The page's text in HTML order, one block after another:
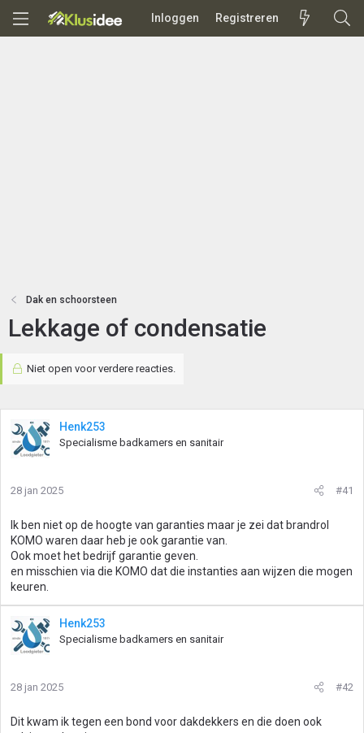
Inloggen Registreren
Dak en schoorsteen
Lekkage of condensatie
Niet open voor verdere reacties.
Henk253
Specialisme badkamers en sanitair
28 jan 2025 #41
Ik ben niet op de hoogte van garanties maar je zei dat brandrol
KOMO waren daar heb je ook garantie van.
Ook moet het bedrijf garantie geven.
en misschien via die KOMO dat die instanties aan wijzen die mogen
keuren.
Henk253
Specialisme badkamers en sanitair
28 jan 2025 #42
Dit kwam ik tegen een bond voor dakdekkers en die doen ook